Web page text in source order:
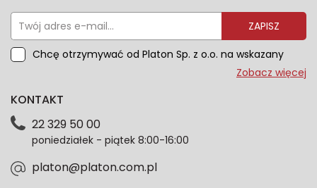
ZAPISZ
Chcę otrzymywać od Platon Sp. z o.o. na wskazany
przeze mnie adres e-mail informacje marketingowe
dotyczące danych osobowych znajdziesz w naszej
każdym czasie. Wycofanie zgody nie wpłynie na
zgodność z prawem przetwarzania dokonanego przed
Zobacz więcej
KONTAKT
22 329 50 00
poniedziałek - piątek 8:00-16:00
platon@platon.com.pl